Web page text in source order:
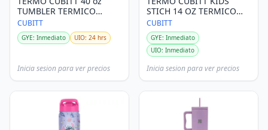
TUMBLER TERMICO
TECNOLOGIA
THERMOSHIELD - FUCSIA
CUBITT
GYE: Inmediato UIO: 24 hrs
Inicia sesion para ver precios
STICH 14 OZ TERMICO
TECNOLOGIA
THERMOSHIELD - AZUL
CUBITT
GYE: Inmediato
UIO: Inmediato
Inicia sesion para ver precios